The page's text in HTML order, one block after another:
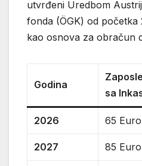
utvrđeni Uredbom
fonda (ÖGK) od početka
kao osnova za obračun
Godina
sa
2026 65 Euro
2027 85 Euro